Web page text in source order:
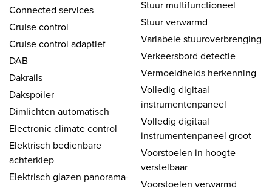
Connected services
Cruise control
Cruise control adaptief
DAB
Dakrails
Dakspoiler
Dimlichten automatisch
Electronic climate control
Elektrisch bedienbare
achterklep
Elektrisch glazen panorama-
Stuur multifunctioneel
Stuur verwarmd
Variabele stuuroverbrenging
Verkeersbord detectie
Vermoeidheids herkenning
Volledig digitaal
instrumentenpaneel
Volledig digitaal
instrumentenpaneel groot
Voorstoelen in hoogte
verstelbaar
Voorstoelen verwarmd